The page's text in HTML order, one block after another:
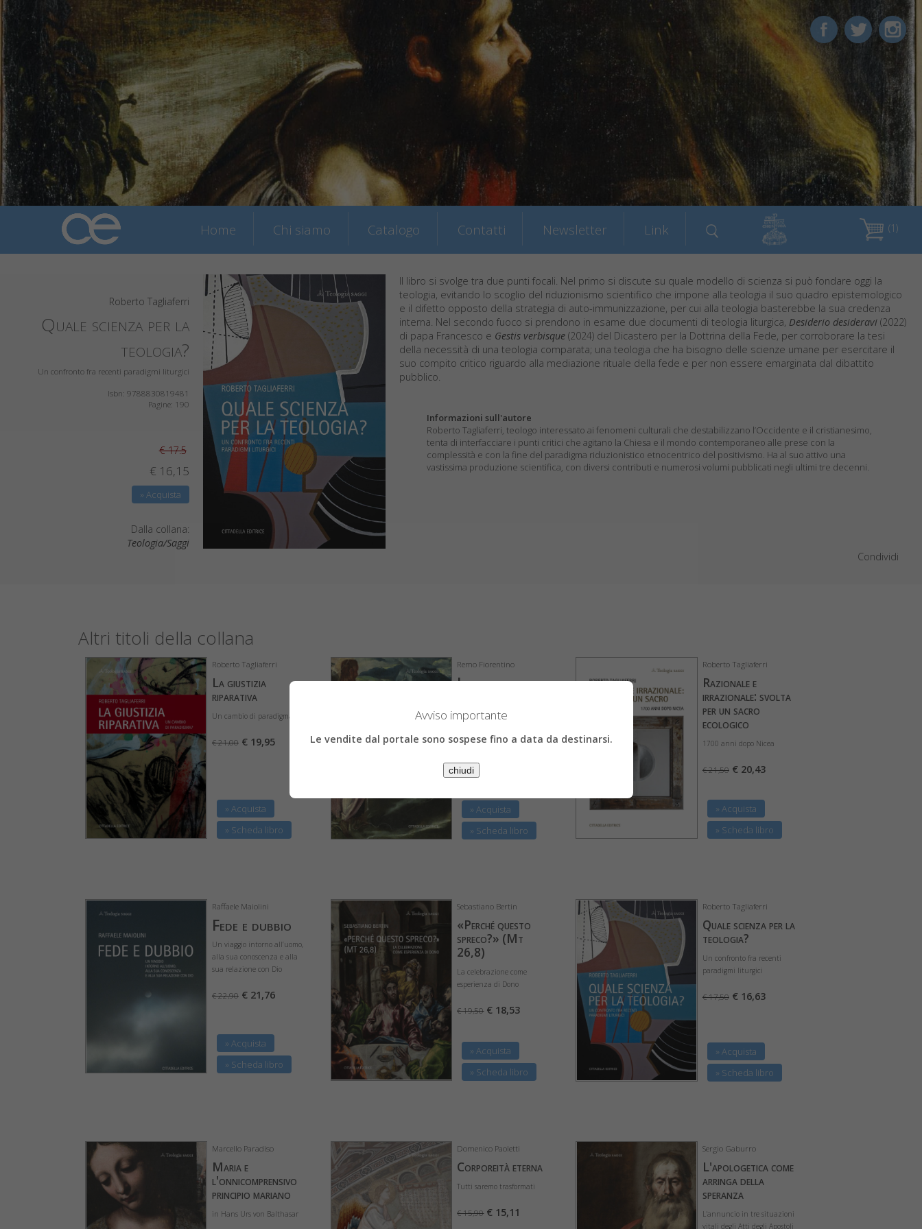
Home Chi siamo Catalogo Contatti Newsletter Link (1)
Roberto Tagliaferri
Quale scienza per la
teologia?
Un confronto fra recenti paradigmi liturgici
Isbn: 9788830819481
Pagine: 190
€ 17.5
€ 16,15
» Acquista
Dalla collana:
Teologia/Saggi
Il libro si svolge tra due punti focali. Nel primo si discute su quale modello di scienza si può fondare oggi la
teologia, evitando lo scoglio del riduzionismo scientifico che impone alla teologia il suo quadro epistemologico
e il difetto opposto della strategia di auto-immunizzazione, per cui alla teologia basterebbe la sua credenza
interna. Nel secondo fuoco si prendono in esame due documenti di teologia liturgica, Desiderio desideravi (2022)
di papa Francesco e Gestis verbisque (2024) del Dicastero per la Dottrina della Fede, per corroborare la tesi
della necessità di una teologia comparata; una teologia che ha bisogno delle scienze umane per esercitare il
suo compito critico riguardo alla mediazione rituale della fede e per non essere emarginata dal dibattito
pubblico.
Informazioni sull'autore
Roberto Tagliaferri, teologo interessato ai fenomeni culturali che destabilizzano l’Occidente e il cristianesimo,
tenta di interfacciare i punti critici che agitano la Chiesa e il mondo contemporaneo alle prese con la
complessità e con la fine del paradigma riduzionistico etnocentrico del positivismo. Ha al suo attivo una
vastissima produzione scientifica, con diversi contributi e numerosi volumi pubblicati negli ultimi tre decenni.
Condividi
Altri titoli della collana
Roberto Tagliaferri
La giustizia
riparativa
Un cambio di paradigma?
€ 21,00 € 19,95
» Acquista
» Scheda libro
Remo Fiorentino
La parola di
della Chiesa
formativi
€ 18,90
» Acquista
» Scheda libro
Roberto Tagliaferri
Razionale e
irrazionale: svolta
per un sacro
ecologico
1700 anni dopo Nicea
€ 21,50 € 20,43
» Acquista
» Scheda libro
Raffaele Maiolini
Fede e dubbio
Un viaggio intorno all’uomo,
alla sua conoscenza e alla
sua relazione con Dio
€ 22,90 € 21,76
» Acquista
» Scheda libro
Sebastiano Bertin
«Perché questo
spreco?» (Mt
26,8)
La celebrazione come
esperienza di Dono
€ 19,50 € 18,53
» Acquista
» Scheda libro
Roberto Tagliaferri
Quale scienza per la
teologia?
Un confronto fra recenti
paradigmi liturgici
€ 17,50 € 16,63
» Acquista
» Scheda libro
Marcello Paradiso
Maria e
l'onnicomprensivo
principio mariano
in Hans Urs von Balthasar
Domenico Paoletti
Corporeità eterna
Tutti saremo trasformati
€ 15,90 € 15,11
Sergio Gaburro
L'apologetica come
arringa della
speranza
L'annuncio in tre situazioni
vitali degli Atti degli Apostoli
Avviso importante
Le vendite dal portale sono sospese fino a data da destinarsi.
chiudi